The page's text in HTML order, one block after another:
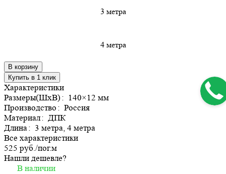
3 метра
4 метра
В корзину
Купить в 1 клик
Характеристики
Размеры(ШхВ): 140×12 мм
Производство: Россия
Материал: ДПК
Длина: 3 метра, 4 метра
Все характеристики
525 руб./пог.м
Нашли дешевле?
В наличии